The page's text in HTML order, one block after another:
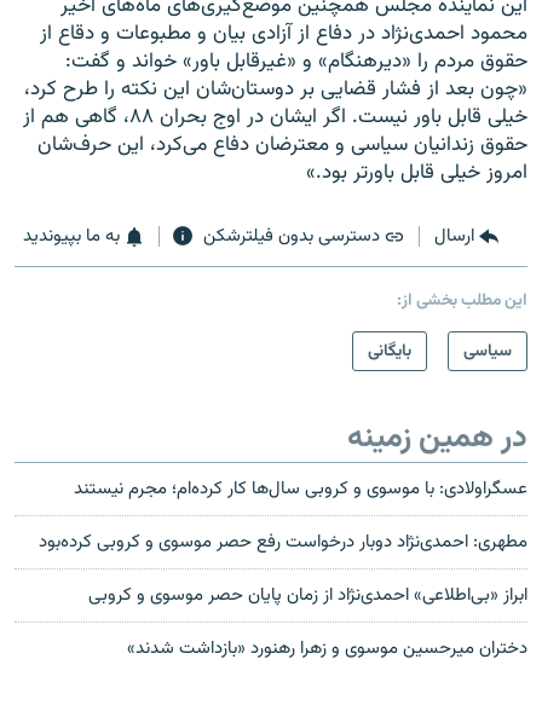
محمود احمدی‌نژاد در دفاع از آزادی بيان و مطبوعات و دقاع از
حقوق مردم را «ديرهنگام» و «غيرقابل باور» خواند و گفت:
«چون بعد از فشار قضايی بر دوستان‌شان اين نکته را طرح کرد،
خيلی قابل باور نيست. اگر ايشان در اوج بحران ۸۸، گاهی هم از
حقوق زندانيان سياسی و معترضان دفاع می‌کرد، اين حرف‌شان
امروز خيلی قابل باورتر بود.»
ارسال دسترسی بدون فیلترشکن به ما بپیوندید
این مطلب بخشی از:
سیاسی
بایگانی
در همین زمینه
عسگراولادی: با موسوی و کروبی سال‌ها کار کرده‌ام؛ مجرم نیستند
مطهری: احمدی‌نژاد دوبار درخواست رفع حصر موسوی و کروبی کرده‌بود
ابراز «بی‌اطلاعی» احمدی‌نژاد از زمان پایان حصر موسوی و کروبی
دختران ميرحسين موسوی و زهرا رهنورد «بازداشت شدند»